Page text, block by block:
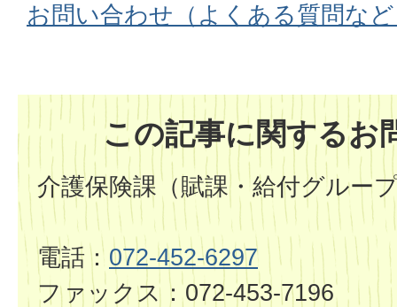
お問い合わせ（よくある質問な
この記事に関するお
介護保険課（賦課・給付グルー
電話： 072-452-6297
ファックス：072-453-7196